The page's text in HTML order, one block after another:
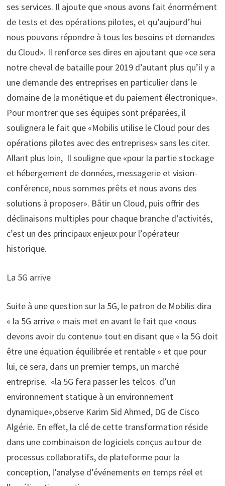
ses services. Il ajoute que «nous avons fait énormément
de tests et des opérations pilotes, et qu’aujourd’hui
nous pouvons répondre à tous les besoins et demandes
du Cloud». Il renforce ses dires en ajoutant que «ce sera
notre cheval de bataille pour 2019 d’autant plus qu’il y a
une demande des entreprises en particulier dans le
domaine de la monétique et du paiement électronique».
Pour montrer que ses équipes sont préparées, il
soulignera le fait que «Mobilis utilise le Cloud pour des
opérations pilotes avec des entreprises» sans les citer.
Allant plus loin, Il souligne que «pour la partie stockage
et hébergement de données, messagerie et vision-
conférence, nous sommes prêts et nous avons des
solutions à proposer». Bâtir un Cloud, puis offrir des
déclinaisons multiples pour chaque branche d’activités,
c’est un des principaux enjeux pour l’opérateur
historique.
La 5G arrive
Suite à une question sur la 5G, le patron de Mobilis dira
« la 5G arrive » mais met en avant le fait que «nous
devons avoir du contenu» tout en disant que « la 5G doit
être une équation équilibrée et rentable » et que pour
lui, ce sera, dans un premier temps, un marché
entreprise. «la 5G fera passer les telcos d’un
environnement statique à un environnement
dynamique»,observe Karim Sid Ahmed, DG de Cisco
Algérie. En effet, la clé de cette transformation réside
dans une combinaison de logiciels conçus autour de
processus collaboratifs, de plateforme pour la
conception, l’analyse d’événements en temps réel et